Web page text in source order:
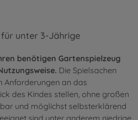
unter 3-Jährige
benötigen Gartenspielzeug
Die Spielsachen
Anforderungen an das
des Kindes stellen, ohne großen
und möglichst selbsterklärend
sind unter anderem niedrige